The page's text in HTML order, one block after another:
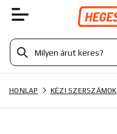
HONLAP KÉZI SZERSZÁMOK